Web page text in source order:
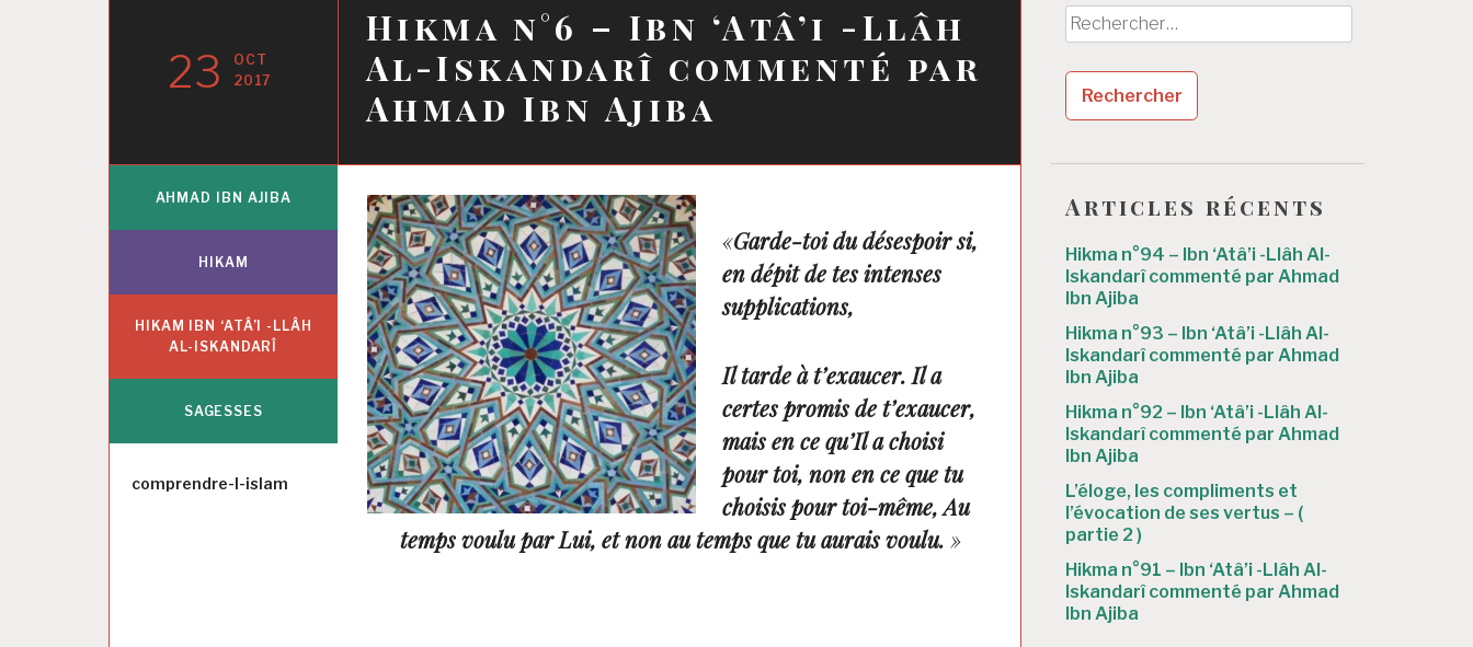
Hikma n°6 – Ibn ‘Atâ’i -Llâh
Al-Iskandarî commenté par
Ahmad Ibn Ajiba
23
OCT
2017
«Garde-toi du désespoir si,
en dépit de tes intenses
supplications,
Il tarde à t’exaucer. Il a
certes promis de t’exaucer,
mais en ce qu’Il a choisi
pour toi, non en ce que tu
choisis pour toi-même, Au
temps voulu par Lui, et non au temps que tu aurais voulu. »
AHMAD IBN AJIBA
HIKAM
HIKAM IBN ‘ATÂ’I -LLÂH
AL-ISKANDARÎ
SAGESSES
Auteur
comprendre-l-islam
Rechercher :
Articles récents
Hikma n°94 – Ibn ‘Atâ’i -Llâh Al-
Iskandarî commenté par Ahmad
Ibn Ajiba
Hikma n°93 – Ibn ‘Atâ’i -Llâh Al-
Iskandarî commenté par Ahmad
Ibn Ajiba
Hikma n°92 – Ibn ‘Atâ’i -Llâh Al-
Iskandarî commenté par Ahmad
Ibn Ajiba
L’éloge, les compliments et
l’évocation de ses vertus – (
partie 2 )
Hikma n°91 – Ibn ‘Atâ’i -Llâh Al-
Iskandarî commenté par Ahmad
Ibn Ajiba